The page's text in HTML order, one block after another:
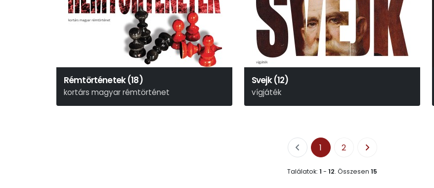
Rémtörténetek (18)
kortárs magyar rémtörténet
Nádas Péter
Svejk (12)
vígjáték
Jaroslav Hašek
1 2
Találatok: 1 - 12. Összesen 15